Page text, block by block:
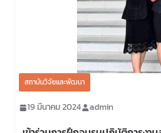
สถาบันวิจัยและพัฒนา
19 มีนาคม 2024 admin